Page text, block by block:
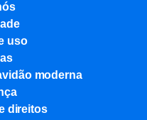
uso
moderna
direitos